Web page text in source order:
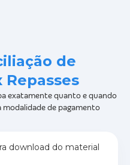
de
Repasses
exatamente quanto e quando
modalidade de pagamento
download do material